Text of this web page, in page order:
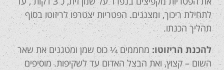
לתחילת ריכוך, ומצננים. הפטריות יצטרפו לריזוטו בסוף
תהליך הכנתו.
להכנת הריזוטו: מחממים ¼ כוס שמן ומטגנים את שאר
השום – קצוץ, ואת הבצל האדום עד לשקיפות. מוסיפים